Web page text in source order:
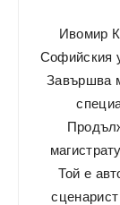
Ивомир
Софийския
Завършва
Той е